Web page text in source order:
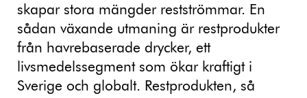
skapar stora mängder restströmmar. En
sådan växande utmaning är restprodukter
från havrebaserade drycker, ett
livsmedelssegment som ökar kraftigt i
Sverige och globalt. Restprodukten, så